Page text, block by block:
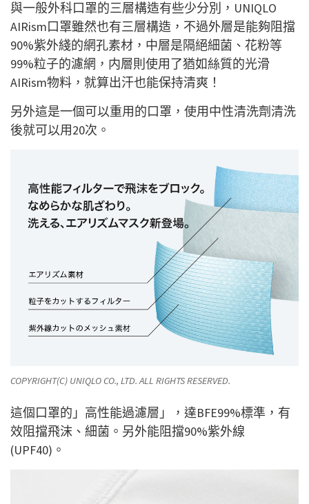
與一般外科口罩的三層構造有些少分別，UNIQLO
AIRism口罩雖然也有三層構造，不過外層是能夠阻擋
90%紫外綫的網孔素材，中層是隔絕細菌、花粉等
99%粒子的濾網，内層則使用了猶如絲質的光滑
AIRism物料，就算出汗也能保持清爽！
另外這是一個可以重用的口罩，使用中性清洗劑清洗
後就可以用20次。
COPYRIGHT(C) UNIQLO CO., LTD. ALL RIGHTS RESERVED.
這個口罩的」高性能過濾層」，達BFE99%標準，有
效阻擋飛沫、細菌。另外能阻擋90%紫外線
(UPF40)。